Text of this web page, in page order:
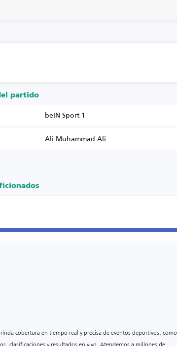
partido
beIN Sport 1
Ali Muhammad Ali
cobertura en tiempo real y precisa de eventos deportivos, como